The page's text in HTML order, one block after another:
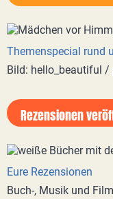
Themenspecial rund
Bild: hello_beautiful /
Rezensionen
Eure Rezensionen
Buch-, Musik und